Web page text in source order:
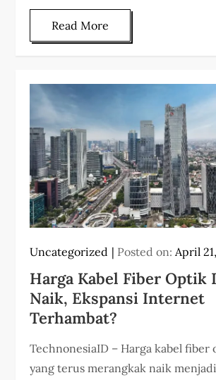
Read More
Uncategorized Posted on:April
Harga Kabel Fiber Optik
Naik, Ekspansi Internet
Terhambat?
TechnonesiaID – Harga kabel
yang terus merangkak naik